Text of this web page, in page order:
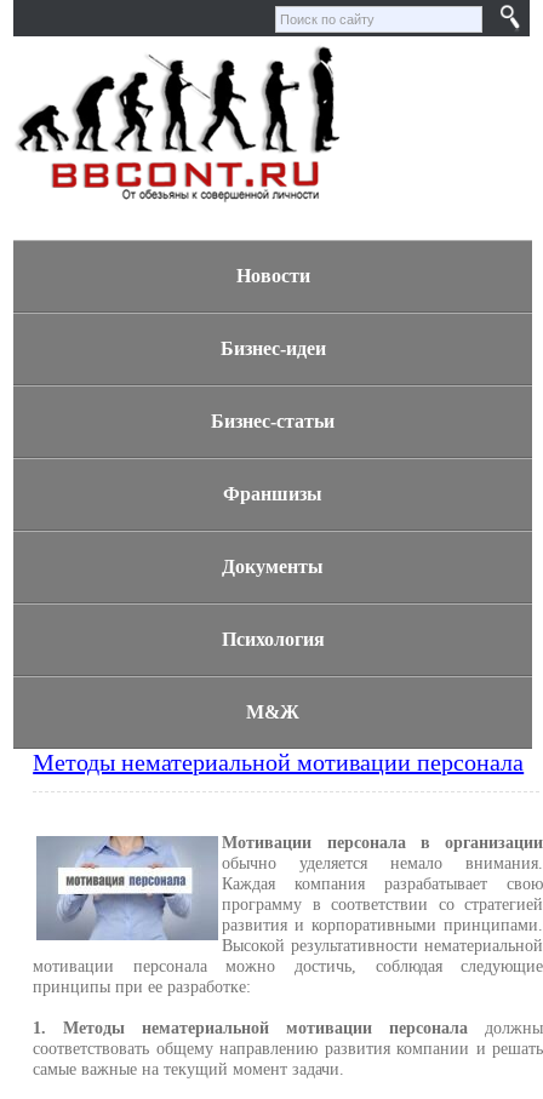
Новости
Бизнес-идеи
Бизнес-статьи
Франшизы
Документы
Психология
М&Ж
Методы нематериальной мотивации персонала
Мотивации персонала в организации
обычно уделяется немало внимания.
Каждая компания разрабатывает свою
программу в соответствии со стратегией
развития и корпоративными принципами.
Высокой результативности нематериальной
мотивации персонала можно достичь, соблюдая следующие
принципы при ее разработке:
1. Методы нематериальной мотивации персонала должны
соответствовать общему направлению развития компании и решать
самые важные на текущий момент задачи.